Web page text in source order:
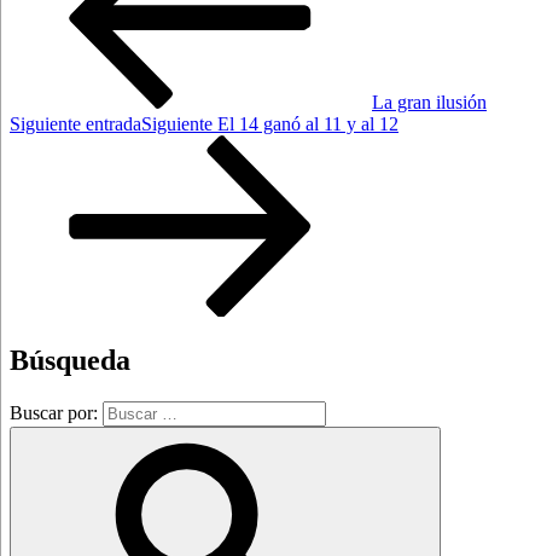
La gran ilusión
Siguiente entradaSiguiente El 14 ganó al 11 y al 12
Búsqueda
Buscar por: